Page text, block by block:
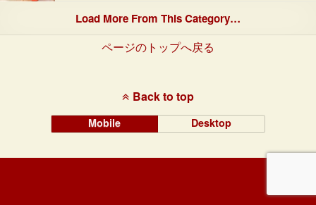
Load More From This Category…
ページのトップへ戻る
Back to top
Mobile Desktop